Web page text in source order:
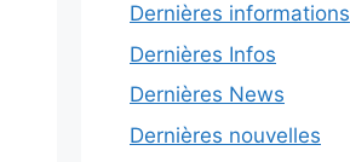
Dernières informations
Dernières Infos
Dernières News
Dernières nouvelles